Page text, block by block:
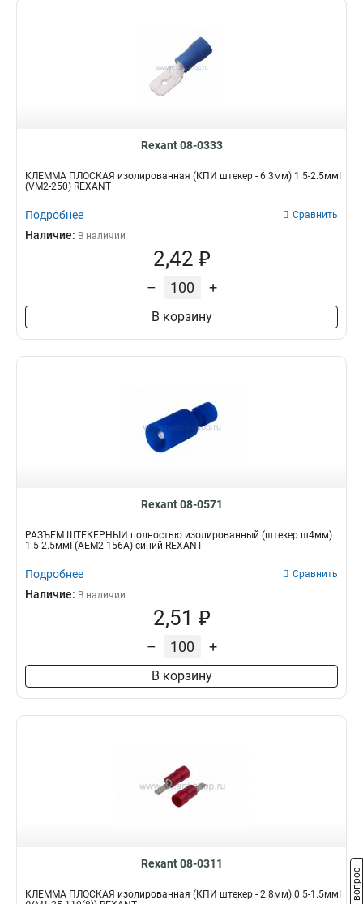
Rexant 08-0333
КЛЕММА ПЛОСКАЯ изолированная (КПИ штекер - 6.3мм) 1.5-2.5ммІ
(VM2-250) REXANT
Подробнее Сравнить
Наличие: В наличии
2,42 ₽
– +
В корзину
Rexant 08-0571
РАЗЪЁМ ШТЕКЕРНЫЙ полностью изолированный (штекер ш4мм)
1.5-2.5ммІ (AEM2-156A) синий REXANT
Подробнее Сравнить
Наличие: В наличии
2,51 ₽
– +
В корзину
Rexant 08-0311
КЛЕММА ПЛОСКАЯ изолированная (КПИ штекер - 2.8мм) 0.5-1.5ммІ